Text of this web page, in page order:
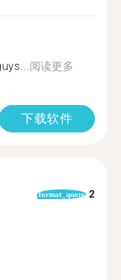
阅读更多
下载软件
format_quote 2